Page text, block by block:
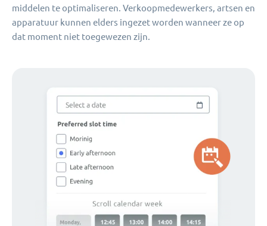
middelen te optimaliseren. Verkoopmedewerkers, artsen en
apparatuur kunnen elders ingezet worden wanneer ze op
dat moment niet toegewezen zijn.